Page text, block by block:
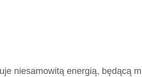
niesamowitą energią, będącą